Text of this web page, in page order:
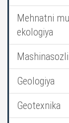
Mehnatni
ekologiya
Geologiya
Geotexnika